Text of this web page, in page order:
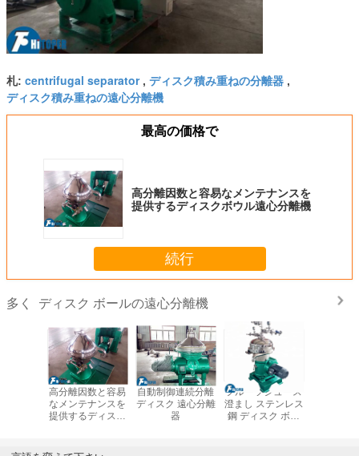
札: centrifugal separator, ディスク積み重ねの分離器 ,
ディスク積み重ねの遠心分離機
最高の価格で
高分離因数と容易なメンテナンスを
提供するディスクボウル遠心分離機
続行
多く ディスク ボールの遠心分離機
高分離因数と容易
なメンテナンスを
提供するディスク
自動制御連続分離
ディスク 遠心分離
器
フルーツジュース
澄まし ステンレス
鋼 ディスク ボー